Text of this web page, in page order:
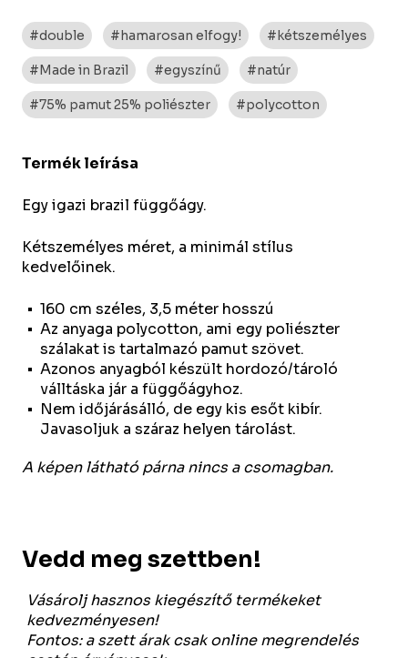
#double #hamarosan elfogy! #kétszemélyes
#Made in Brazil #egyszínű #natúr
#75% pamut 25% poliészter #polycotton
Termék leírása
Egy igazi brazil függőágy.
Kétszemélyes méret, a minimál stílus
kedvelőinek.
160 cm széles, 3,5 méter hosszú
Az anyaga polycotton, ami egy poliészter
szálakat is tartalmazó pamut szövet.
Azonos anyagból készült hordozó/tároló
válltáska jár a függőágyhoz.
Nem időjárásálló, de egy kis esőt kibír.
Javasoljuk a száraz helyen tárolást.
A képen látható párna nincs a csomagban.
Vedd meg szettben!
Vásárolj hasznos kiegészítő termékeket
kedvezményesen!
Fontos: a szett árak csak online megrendelés